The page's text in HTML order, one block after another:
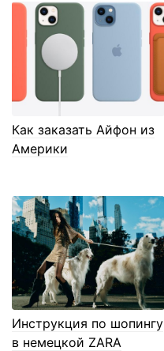
Как заказать Айфон из
Америки
Инструкция по шопингу
в немецкой ZARA